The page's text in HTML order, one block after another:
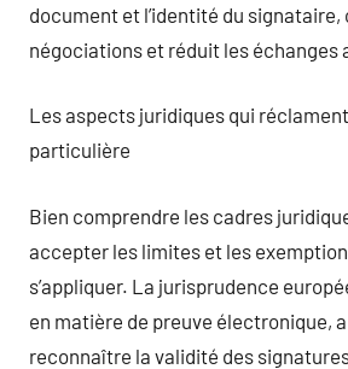
document et l’identité du
négociations et réduit les
Les aspects juridiques qui
particulière
Bien comprendre les cadres
accepter les limites et les
s’appliquer. La jurisprudence
en matière de preuve électronique,
reconnaître la validité des